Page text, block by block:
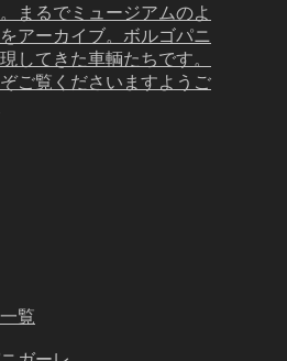
まるでミュージアムのよ
アーカイブ。ボルゴパニ
してきた車輌たちです。
ご覧くださいますようご
覧